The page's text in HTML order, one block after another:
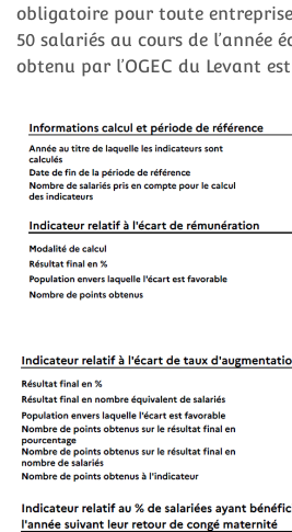
obligatoire pour toute
50 salariés au cours de l’année
obtenu par l’OGEC du Levant est